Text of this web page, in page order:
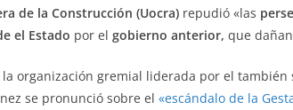
de la Construcción (Uocra) repudió «las
el Estado por el gobierno anterior, que
organización gremial liderada por el
se pronunció sobre el «escándalo de la